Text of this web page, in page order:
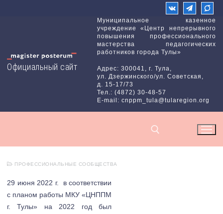
Официальный сайт
Муниципальное казенное
учреждение «Центр непрерывного
повышения профессионального
мастерства педагогических
работников города Тулы»
Адрес: 300041, г. Тула,
ул. Дзержинского/ул. Советская,
д. 15-17/73
Тел.: (4872) 30-48-57
E-mail: cnppm_tula@tularegion.org
ПРОФЕССИОНАЛЬНЫЕ СООБЩЕСТВА
29 июня 2022 г.
в соответствии
с планом работы МКУ «ЦНППМ
г. Тулы» на 2022 год был